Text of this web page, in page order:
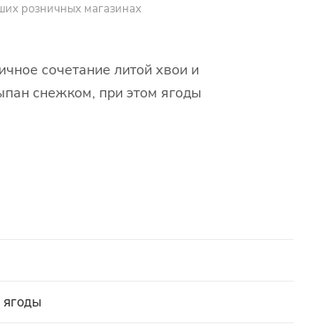
розничных магазинах
сочетание литой хвои и
снежком, при этом ягоды
ягоды